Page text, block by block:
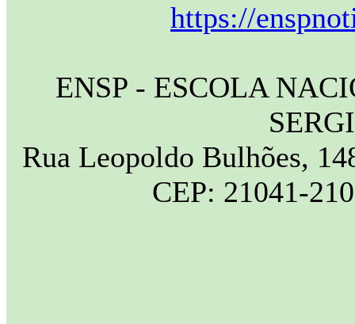
https://
ENSP - ESCOLA
Rua Leopoldo Bulhões,
CEP: 21041-